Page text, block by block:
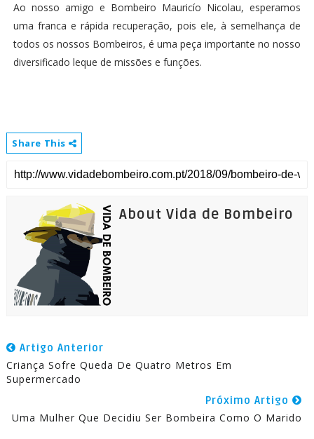
Ao nosso amigo e Bombeiro Mauricío Nicolau, esperamos
uma franca e rápida recuperação, pois ele, à semelhança de
todos os nossos Bombeiros, é uma peça importante no nosso
diversificado leque de missões e funções.
Share This
About Vida de Bombeiro
Artigo Anterior
Criança Sofre Queda De Quatro Metros Em
Supermercado
Próximo Artigo
Uma Mulher Que Decidiu Ser Bombeira Como O Marido